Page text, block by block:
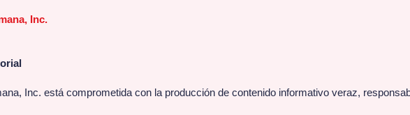
Inc.
Inc. está comprometida con la producción de contenido informativo veraz,